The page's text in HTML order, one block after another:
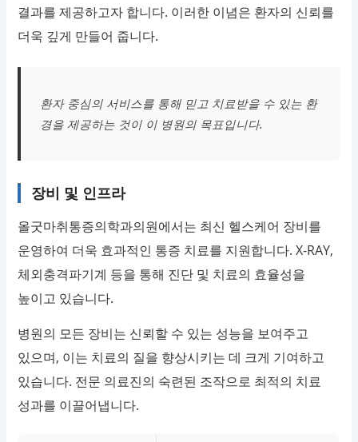
결과를 제공하고자 합니다. 이러한 이념은 환자의 신뢰를
더욱 깊게 만들어 줍니다.
환자 중심의 서비스를 통해 믿고 치료받을 수 있는 환
경을 제공하는 것이 이 병원의 목표입니다.
장비 및 인프라
올굿마취통증의학과의원에서는 최신 헬스케어 장비를
운영하여 더욱 효과적인 통증 치료를 지원합니다. X-RAY,
체외충격파기계 등을 통해 진단 및 치료의 효율성을
높이고 있습니다.
병원의 모든 장비는 신뢰할 수 있는 성능을 보여주고
있으며, 이는 치료의 질을 향상시키는 데 크게 기여하고
있습니다. 전문 의료진의 숙련된 조작으로 최적의 치료
성과를 이끌어냅니다.